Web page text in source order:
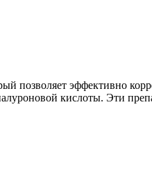
позволяет эффективно
кислоты. Эти